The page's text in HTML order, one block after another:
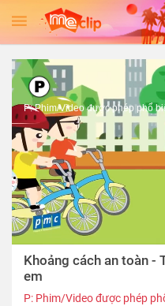
02:55
P: Phim/Video được phép phổ
Khoảng cách an toàn -
em
P: Phim/Video được phép